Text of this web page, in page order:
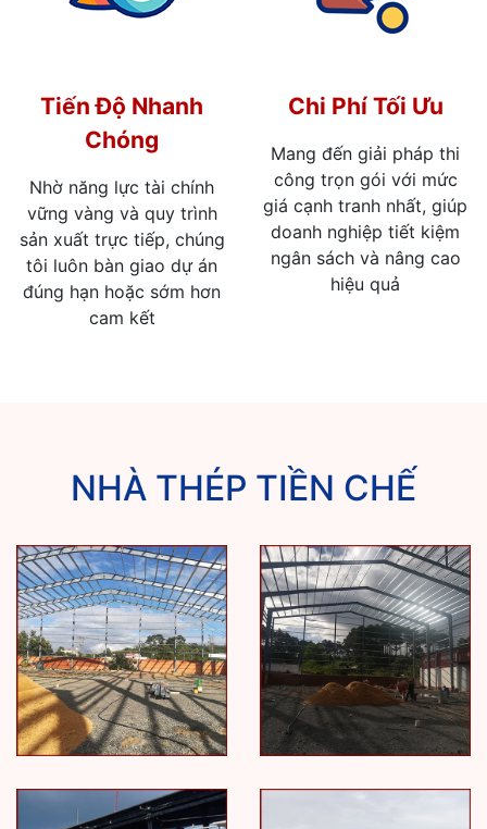
Tiến Độ Nhanh
Chóng
Nhờ năng lực tài chính
vững vàng và quy trình
sản xuất trực tiếp, chúng
tôi luôn bàn giao dự án
đúng hạn hoặc sớm hơn
cam kết
Chi Phí Tối Ưu
Mang đến giải pháp thi
công trọn gói với mức
giá cạnh tranh nhất, giúp
doanh nghiệp tiết kiệm
ngân sách và nâng cao
hiệu quả
NHÀ THÉP TIỀN CHẾ